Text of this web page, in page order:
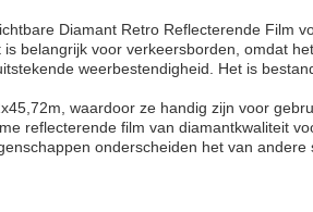
Diamant Retro Reflecterende Film
belangrijk voor verkeersborden, omdat
weerbestendigheid. Het is
waardoor ze handig zijn voor
reflecterende film van diamantkwaliteit
onderscheiden het van